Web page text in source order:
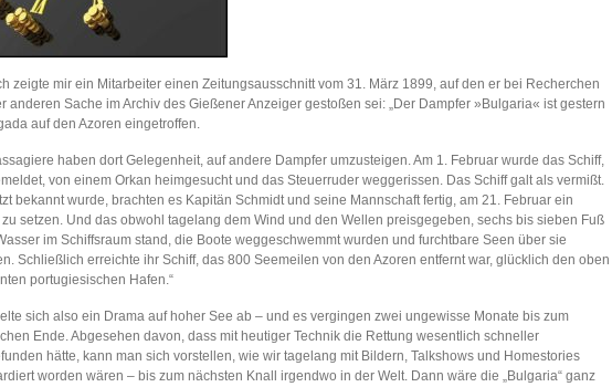
zeigte mir ein Mitarbeiter einen Zeitungsausschnitt vom 31. März 1899, auf den er bei Recherchen
anderen Sache im Archiv des Gießener Anzeiger gestoßen sei: „Der Dampfer »Bulgaria« ist gestern
auf den Azoren eingetroffen.
haben dort Gelegenheit, auf andere Dampfer umzusteigen. Am 1. Februar wurde das Schiff,
von einem Orkan heimgesucht und das Steuerruder weggerissen. Das Schiff galt als vermißt.
bekannt wurde, brachten es Kapitän Schmidt und seine Mannschaft fertig, am 21. Februar ein
zu setzen. Und das obwohl tagelang dem Wind und den Wellen preisgegeben, sechs bis sieben Fuß
im Schiffsraum stand, die Boote weggeschwemmt wurden und furchtbare Seen über sie
Schließlich erreichte ihr Schiff, das 800 Seemeilen von den Azoren entfernt war, glücklich den oben
portugiesischen Hafen.“
sich also ein Drama auf hoher See ab – und es vergingen zwei ungewisse Monate bis zum
Ende. Abgesehen davon, dass mit heutiger Technik die Rettung wesentlich schneller
hätte, kann man sich vorstellen, wie wir tagelang mit Bildern, Talkshows und Homestories
worden wären – bis zum nächsten Knall irgendwo in der Welt. Dann wäre die „Bulgaria“ ganz